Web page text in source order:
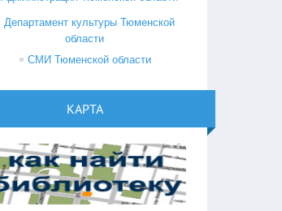
Департамент культуры Тюменской
области
СМИ Тюменской области
КАРТА